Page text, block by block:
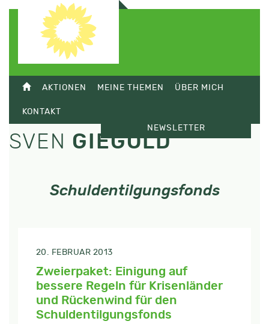
AKTIONEN MEINE THEMEN ÜBER MICH
KONTAKT
NEWSLETTER
SVEN GIEGOLD
Schuldentilgungsfonds
20. FEBRUAR 2013
Zweierpaket: Einigung auf
bessere Regeln für Krisenländer
und Rückenwind für den
Schuldentilgungsfonds